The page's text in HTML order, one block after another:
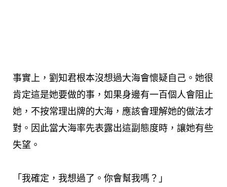
事實上，劉知君根本沒想過大海會懷疑自己。她很
肯定這是她要做的事，如果身邊有一百個人會阻止
她，不按常理出牌的大海，應該會理解她的做法才
對。因此當大海率先表露出這副態度時，讓她有些
失望。
「我確定，我想過了。你會幫我嗎？」